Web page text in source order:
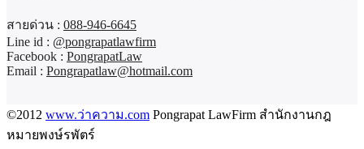
สายด่วน : 088-946-6645
Line id : @pongrapatlawfirm
Facebook : PongrapatLaw
Email : Pongrapatlaw@hotmail.com
©2012 www.ว่าความ.com Pongrapat LawFirm สำนักงานกฎ
หมายพงษ์รพัตร์